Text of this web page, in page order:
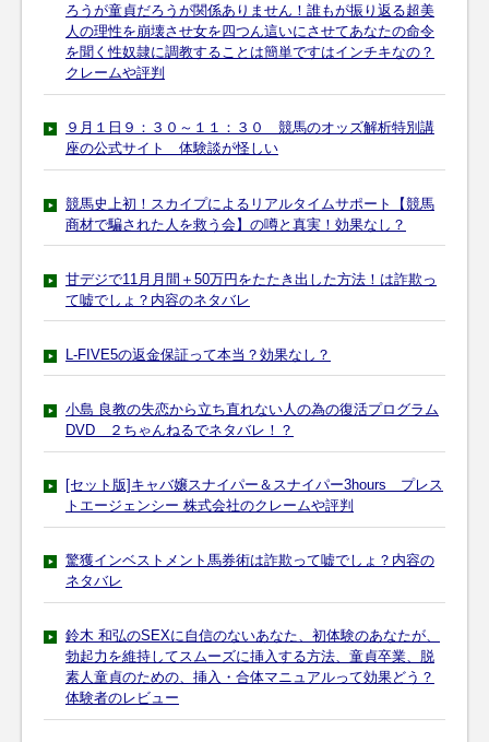
ろうが童貞だろうが関係ありません！誰もが振り返る超美
人の理性を崩壊させ女を四つん這いにさせてあなたの命令
を聞く性奴隷に調教することは簡単ですはインチキなの？
クレームや評判
９月１日９：３０～１１：３０ 競馬のオッズ解析特別講
座の公式サイト 体験談が怪しい
競馬史上初！スカイプによるリアルタイムサポート【競馬
商材で騙された人を救う会】の噂と真実！効果なし？
甘デジで11月月間＋50万円をたたき出した方法！は詐欺っ
て嘘でしょ？内容のネタバレ
L-FIVE5の返金保証って本当？効果なし？
小島 良教の失恋から立ち直れない人の為の復活プログラム
DVD ２ちゃんねるでネタバレ！？
[セット版]キャバ嬢スナイパー＆スナイパー3hours プレス
トエージェンシー 株式会社のクレームや評判
驚獲インベストメント馬券術は詐欺って嘘でしょ？内容の
ネタバレ
鈴木 和弘のSEXに自信のないあなた、初体験のあなたが、
勃起力を維持してスムーズに挿入する方法、童貞卒業、脱
素人童貞のための、挿入・合体マニュアルって効果どう？
体験者のレビュー